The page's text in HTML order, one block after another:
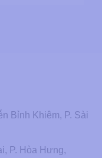
Bỉnh Khiêm, P. Sài
P. Hòa Hưng,